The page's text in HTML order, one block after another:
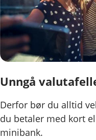
Unngå
Derfor bør du alltid
du betaler med kort
minibank.